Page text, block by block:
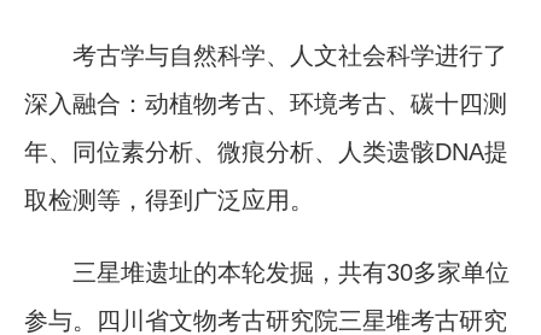
考古学与自然科学、人文社会科学进行了
深入融合：动植物考古、环境考古、碳十四测
年、同位素分析、微痕分析、人类遗骸DNA提
取检测等，得到广泛应用。
三星堆遗址的本轮发掘，共有30多家单位
参与。四川省文物考古研究院三星堆考古研究